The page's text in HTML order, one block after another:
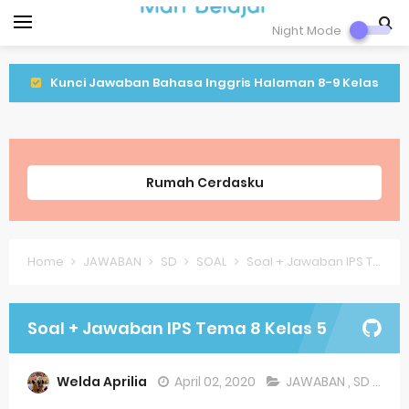
Kunci Jawaban Bahasa Inggris Halaman 8-9 Kelas
Kunci Jawaban IPA Halaman 8 Kelas 9 Semester 1
Soal Latihan Matematika Kelas 9
Soal Latihan Bahasa Inggris Kelas 8 Semester 2
Rumah Cerdasku
Home JAWABAN SD SOAL Soal + Jawaban IPS Tema 8 Kelas 5
Soal + Jawaban IPS Tema 8 Kelas 5
Welda Aprilia April 02, 2020 JAWABAN , SD ,
Night Mode